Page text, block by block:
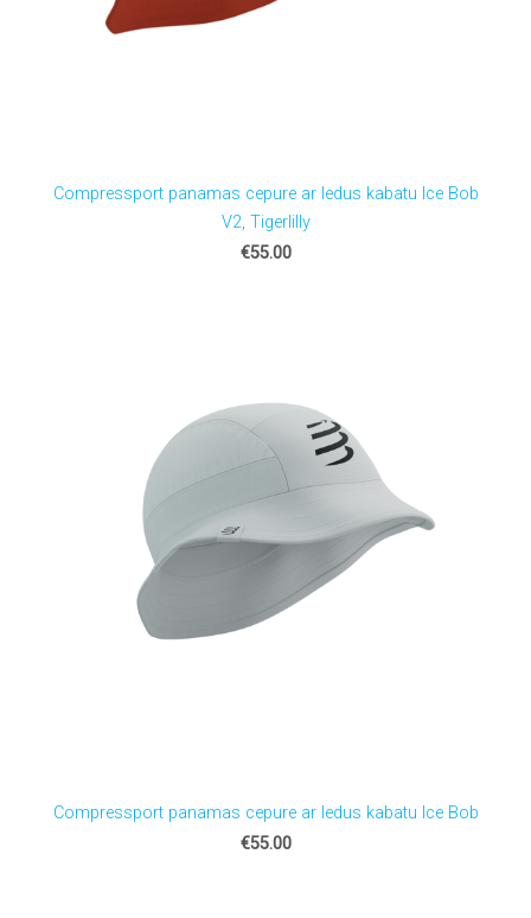
Compressport panamas cepure ar ledus kabatu Ice Bob
V2, Tigerlilly
€55.00
Compressport panamas cepure ar ledus kabatu Ice Bob
€55.00